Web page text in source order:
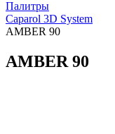
Палитры
Caparol 3D System
AMBER 90
AMBER 90